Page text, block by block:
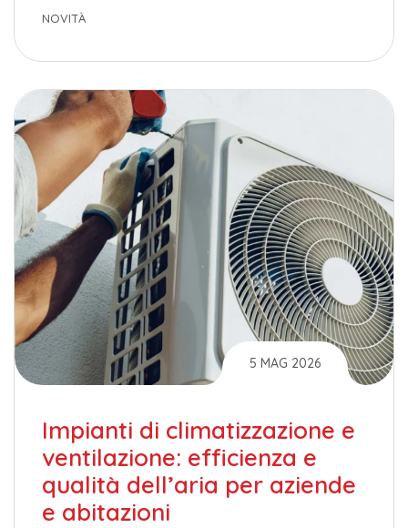
NOVITÀ
5 MAG 2026
Impianti di climatizzazione e
ventilazione: efficienza e
qualità dell’aria per aziende
e abitazioni